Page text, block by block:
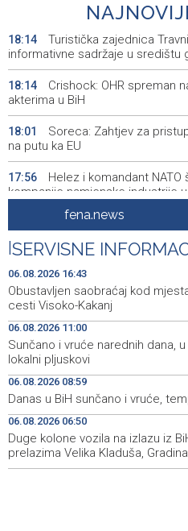
18:14
Turistička zajednica
informativne sadržaje u središtu
18:14
Crishock: OHR spreman
akterima u BiH
18:01
Soreca: Zahtjev za
na putu ka EU
17:56
Helez i komandant
kompanije namjenske industrije u
Britanija odobrila
Brosa vrijedno 110 milijardi dolara
17:50
MUP ZDK uskoro bi
Gruntu
Postignut dogovor o
statusa otpuštenih radnika
16:59 U Konjicu zabranjeno
16:56
U julu u KS rast broja
koncerata gotovo 156 miliona
16:43
Obustavljen saobraćaj
regionalnoj cesti Visoko-Kakanj
fena.news
SERVISNE
06.08.2026 16:43
Obustavljen saobraćaj kod
cesti Visoko-Kakanj
06.08.2026 11:00
Sunčano i vruće narednih dana,
lokalni pljuskovi
06.08.2026 08:59
Danas u BiH sunčano i vruće,
06.08.2026 06:50
Duge kolone vozila na izlazu iz
prelazima Velika Kladuša,